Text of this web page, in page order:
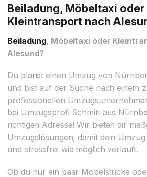
Beiladung, Möbeltaxi oder
Kleintransport nach
Beiladung, Möbeltaxi oder
Alesund?
Du planst einen Umzug von
und bist auf der Suche nach einem
professionellen
bei Umzugsprofi Schmitt aus
richtigen Adresse! Wir bieten dir
Umzugslösungen, damit dein
und stressfrei wie möglich verläuft.
Ob du nur ein paar Möbelstücke